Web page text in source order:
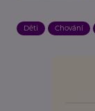
Děti Chování